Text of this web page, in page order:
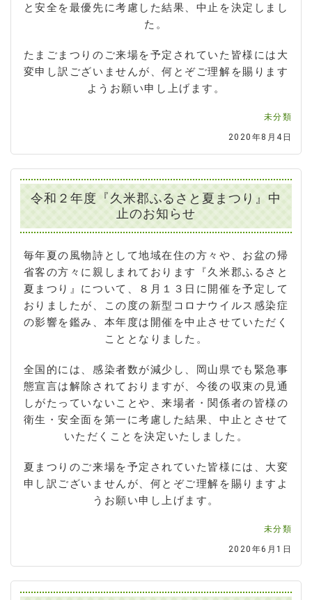
と安全を最優先に考慮した結果、中止を決定しまし
た。
たまごまつりのご来場を予定されていた皆様には大
変申し訳ございませんが、何とぞご理解を賜ります
ようお願い申し上げます。
未分類
2020年8月4日
令和２年度『久米郡ふるさと夏まつり』中
止のお知らせ
毎年夏の風物詩として地域在住の方々や、お盆の帰
省客の方々に親しまれております『久米郡ふるさと
夏まつり』について、８月１３日に開催を予定して
おりましたが、この度の新型コロナウイルス感染症
の影響を鑑み、本年度は開催を中止させていただく
こととなりました。
全国的には、感染者数が減少し、岡山県でも緊急事
態宣言は解除されておりますが、今後の収束の見通
しがたっていないことや、来場者・関係者の皆様の
衛生・安全面を第一に考慮した結果、中止とさせて
いただくことを決定いたしました。
夏まつりのご来場を予定されていた皆様には、大変
申し訳ございませんが、何とぞご理解を賜りますよ
うお願い申し上げます。
未分類
2020年6月1日